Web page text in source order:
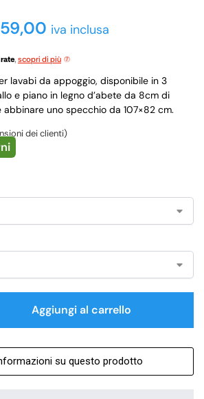
iva inclusa
rate, scopri di più
lavabi da appoggio, disponibile in 3
e piano in legno d’abete da 8cm di
abbinare uno specchio da 107×82 cm.
dei clienti)
Aggiungi al carrello
su questo prodotto